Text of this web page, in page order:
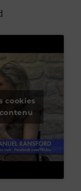
cookies